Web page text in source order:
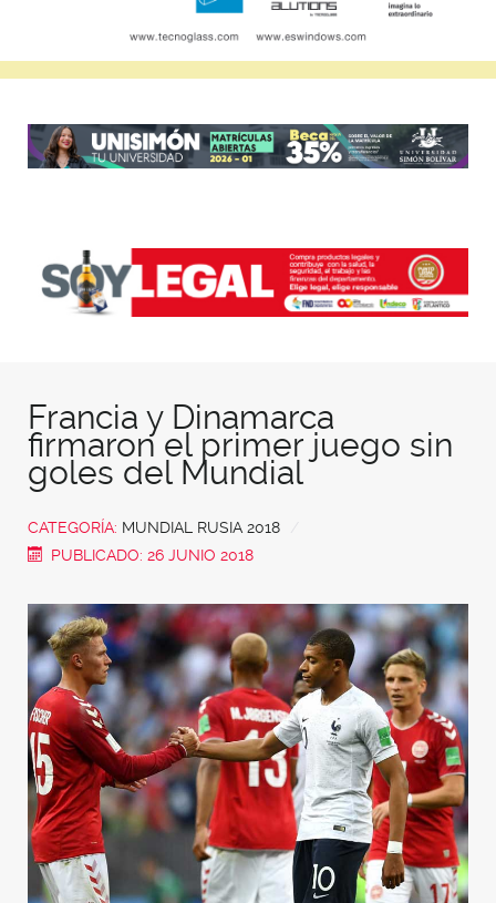
Francia y Dinamarca
firmaron el primer juego sin
goles del Mundial
CATEGORÍA: MUNDIAL RUSIA 2018
PUBLICADO: 26 JUNIO 2018